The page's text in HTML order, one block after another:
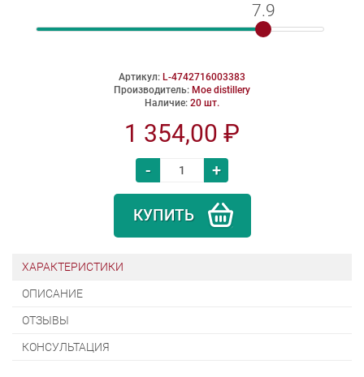
7.9
7.9
Артикул: L-4742716003383
Производитель: Moe distillery
Наличие: 20 шт.
1 354,00 ₽
- +
КУПИТЬ
ХАРАКТЕРИСТИКИ
ОПИСАНИЕ
ОТЗЫВЫ
КОНСУЛЬТАЦИЯ